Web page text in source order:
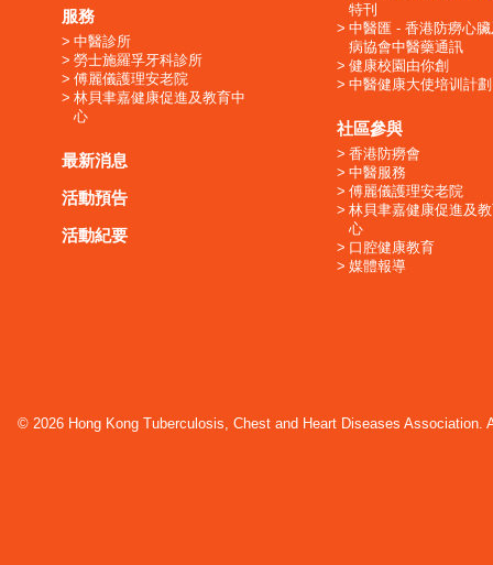
服務
中醫診所
勞士施羅孚牙科診所
傅麗儀護理安老院
林貝聿嘉健康促進及教育中
心
最新消息
活動預告
活動紀要
特刊
中醫匯 - 香港防癆心
病協會中醫藥通訊
健康校園由你創
中醫健康大使培训計劃
社區參與
香港防癆會
中醫服務
傅麗儀護理安老院
林貝聿嘉健康促進及
心
口腔健康教育
媒體報導
© 2026 Hong Kong Tuberculosis, Chest and Heart Diseases Association.